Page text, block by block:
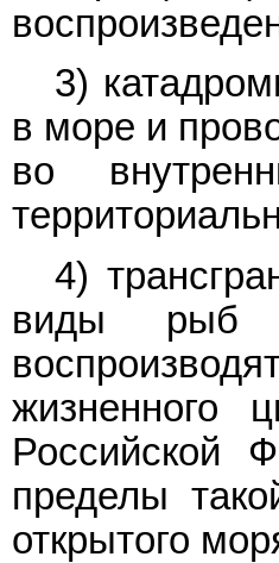
3)
в море и
во
4)
виды рыб
жизненного
Российской
пределы
открытого